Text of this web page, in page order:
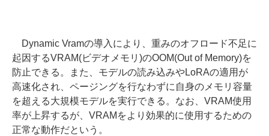
Dynamic Vramの導入により、重みのオフロード不足に
起因するVRAM(ビデオメモリ)のOOM(Out of Memory)を
防止できる。また、モデルの読み込みやLoRAの適用が
高速化され、ページングを行なわずに自身のメモリ容量
を超える大規模モデルを実行できる。なお、VRAM使用
率が上昇するが、VRAMをより効果的に使用するための
正常な動作だという。